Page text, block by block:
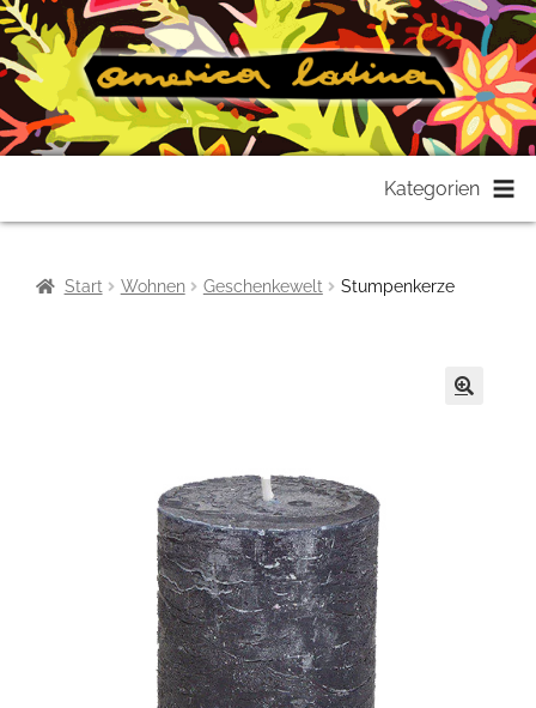
springen
springen
Kategorien
Start Wohnen Geschenkewelt Stumpenkerze